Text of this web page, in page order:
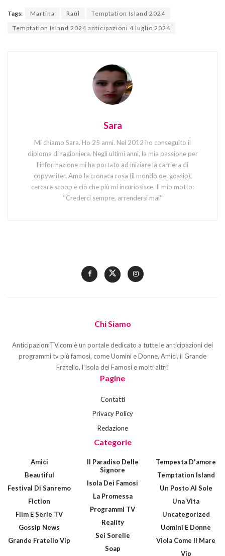
Tags: Martina Raùl
Temptation Island 2024
Temptation Island 2024 anticipazioni 4 luglio 2024
Sara
Mi chiamo Sara. Ho 25 anni. Nel 2012 ho conseguito il
diploma di ragioniera. Negli ultimi anni, la mia passione per
l'informazione mi ha portato ad iniziare la carriera di
copywriter. Amo la cronaca rosa (il mondo del gossip),
cercare scoop è ciò che più mi incuriosisce. Il mio motto:
''Crederci sempre, arrendersi mai''
Chi Siamo
AnticipazioniTV.com è un portale dedicato a tutte le anticipazioni dei
programmi tv più famosi, come Uomini e Donne, Amici, il Grande
Fratello, l'Isola dei Famosi e molti altri!
Pagine
Contatti
Privacy Policy
Redazione
Categorie
Amici
Beautiful
Festival Di Sanremo
Fiction
Film E Serie TV
Gossip News
Grande Fratello Vip
Il Paradiso Delle
Signore
Isola Dei Famosi
La Promessa
Programmi TV
Reality
Sei Sorelle
Soap
Tempesta D'amore
Temptation Island
Un Posto Al Sole
Una Vita
Uncategorized
Uomini E Donne
Viola Come Il Mare
Vip